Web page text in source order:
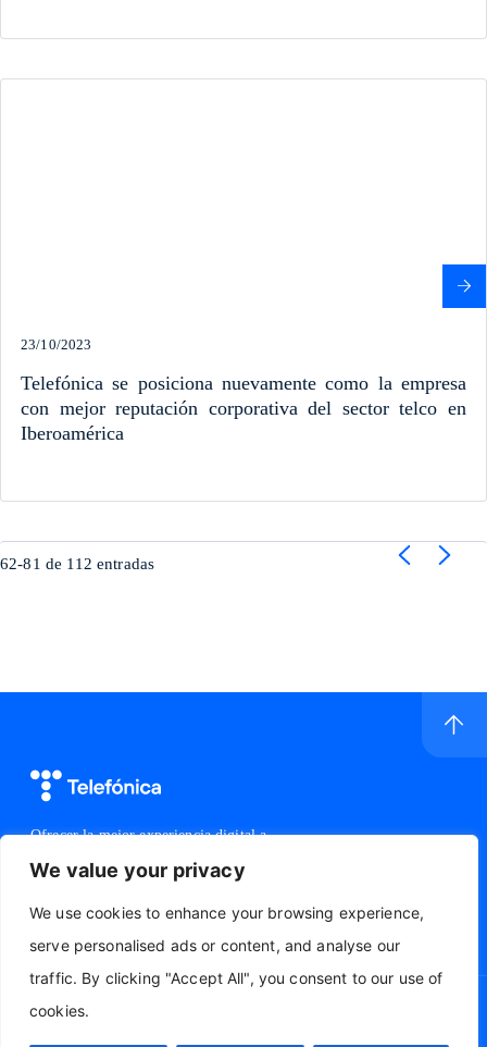
We value your privacy
We use cookies to enhance your browsing experience,
serve personalised ads or content, and analyse our
traffic. By clicking "Accept All", you consent to our use of
cookies.
23/10/2023
Telefónica se posiciona nuevamente como la empresa
con mejor reputación corporativa del sector telco en
Iberoamérica
62-81 de 112 entradas Página
Ir a inicio de sitio
Logo Telefónica
Ofrecer la mejor experiencia digital a
Política de Aviso Política de Centro Global de